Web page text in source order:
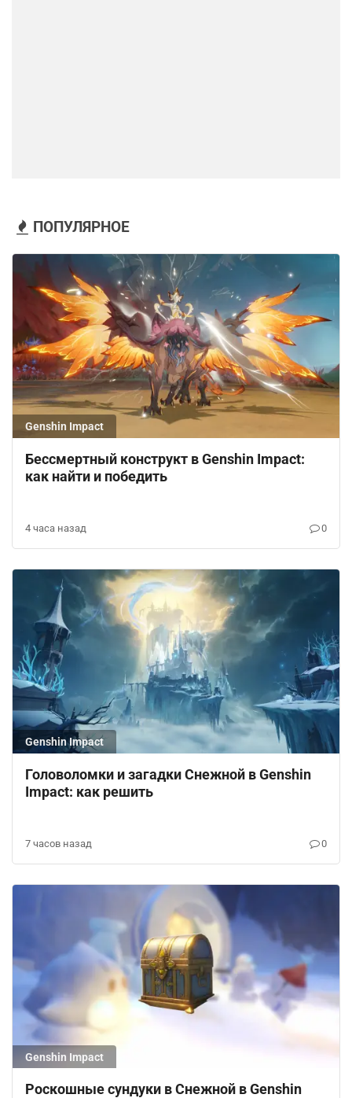
ПОПУЛЯРНОЕ
Genshin Impact
Бессмертный конструкт в Genshin Impact:
как найти и победить
4 часа назад 0
Genshin Impact
Головоломки и загадки Снежной в Genshin
Impact: как решить
7 часов назад 0
Genshin Impact
Роскошные сундуки в Снежной в Genshin